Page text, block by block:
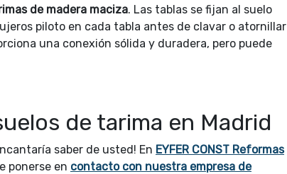
de madera maciza. Las tablas se fijan al suelo
piloto en cada tabla antes de clavar o atornillar
una conexión sólida y duradera, pero puede
de tarima en Madrid
saber de usted! En EYFER CONST Reformas
ponerse en contacto con nuestra empresa de